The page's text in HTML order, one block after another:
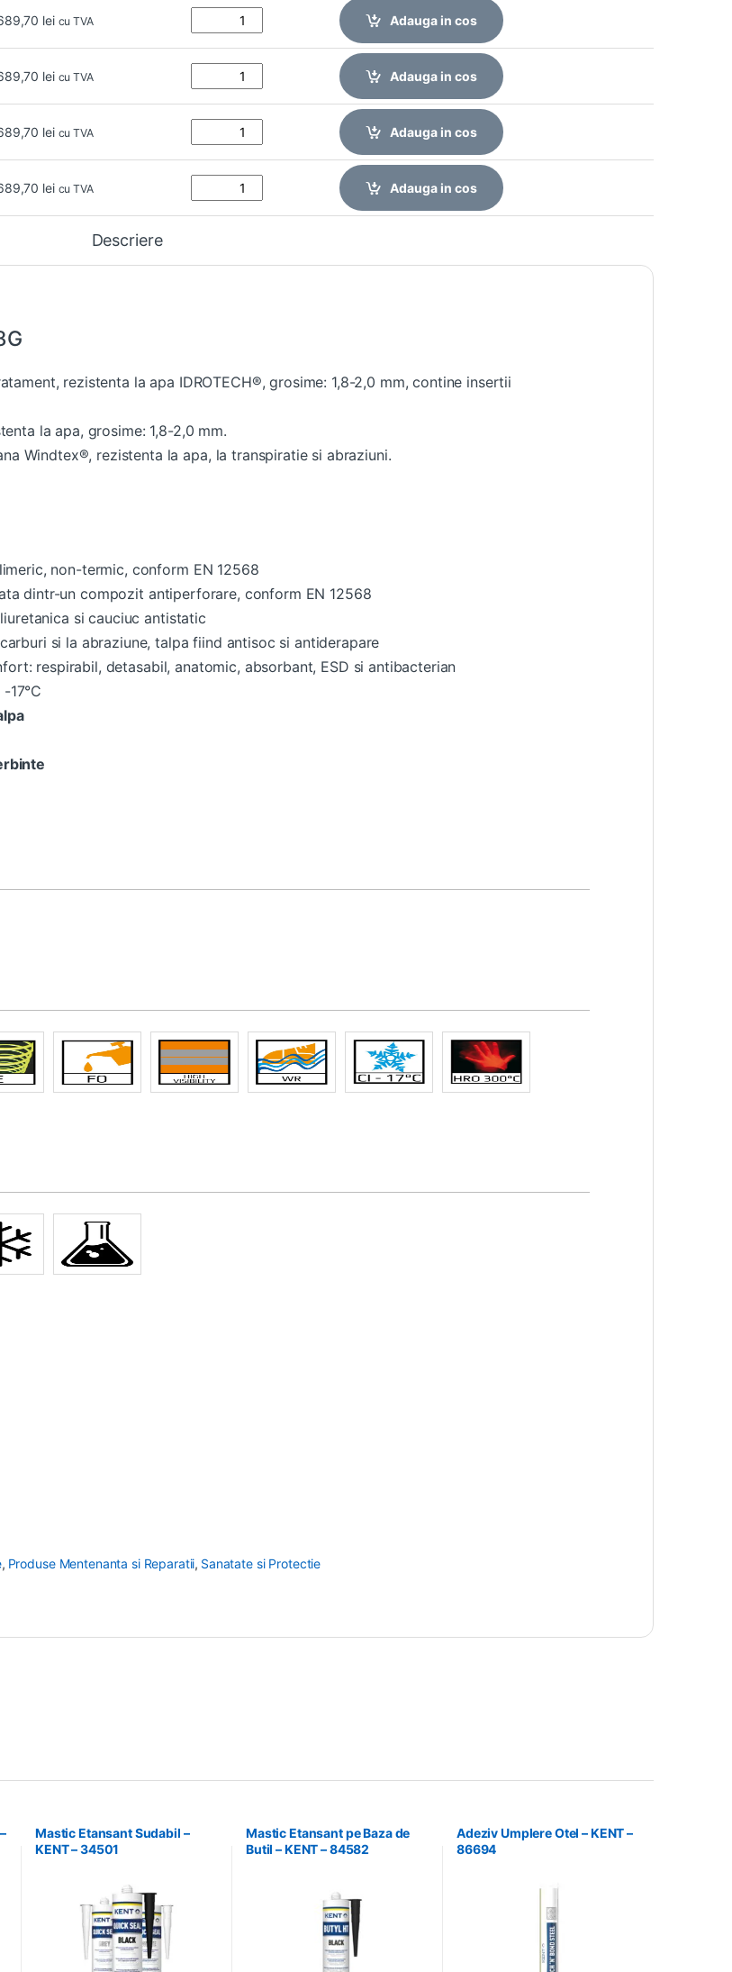
lei cu TVA Adauga in cos
lei cu TVA Adauga in cos
lei cu TVA Adauga in cos
lei cu TVA Adauga in cos
Descriere
rezistenta la apa IDROTECH®, grosime: 1,8-2,0 mm, contine insertii
la apa, grosime: 1,8-2,0 mm.
Windtex®, rezistenta la apa, la transpiratie si abraziuni.
non-termic, conform EN 12568
dintr-un compozit antiperforare, conform EN 12568
si cauciuc antistatic
si la abraziune, talpa fiind antisoc si antiderapare
respirabil, detasabil, anatomic, absorbant, ESD si antibacterian
-17°C
, Produse Mentenanta si Reparatii, Sanatate si Protectie
Mastic Etansant Sudabil –
KENT – 34501
Mastic Etansant pe Baza de
Butil – KENT – 84582
Adeziv Umplere Otel – KENT –
86694